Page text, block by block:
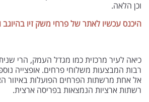
וכן הלאה.
היכנס עכשיו לאתר של פרחי משק זיו בהיוגב
כיאה לעיר מרכזית כמו מגדל העמק, הרי
רבות המבצעות משלוחי פרחים. אופצייה
אל אחת מרשתות הפרחים הפועלות באיזור
רשתות ארציות הנמצאות בפריסה ארצית.